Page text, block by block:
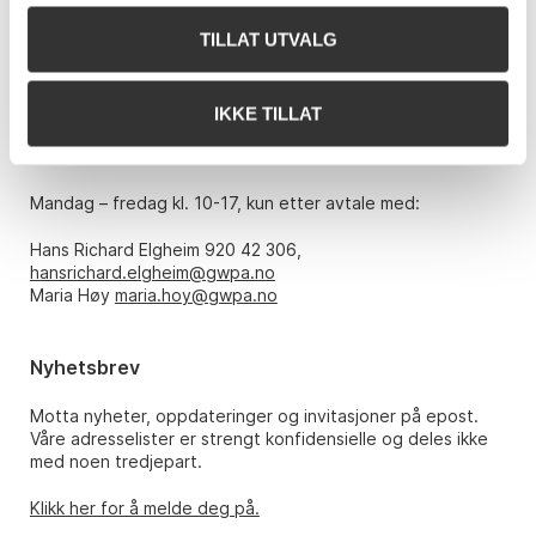
TILLAT UTVALG
IKKE TILLAT
0151 Oslo
E-post:post@gwpa.no
Åpningstider
Mandag – fredag kl. 10-17, kun etter avtale med:
Hans Richard Elgheim 920 42 306,
hansrichard.elgheim@gwpa.no
Maria Høy maria.hoy@gwpa.no
Nyhetsbrev
Motta nyheter, oppdateringer og invitasjoner på epost.
Våre adresselister er strengt konfidensielle og deles ikke
med noen tredjepart.
Klikk her for å melde deg på.